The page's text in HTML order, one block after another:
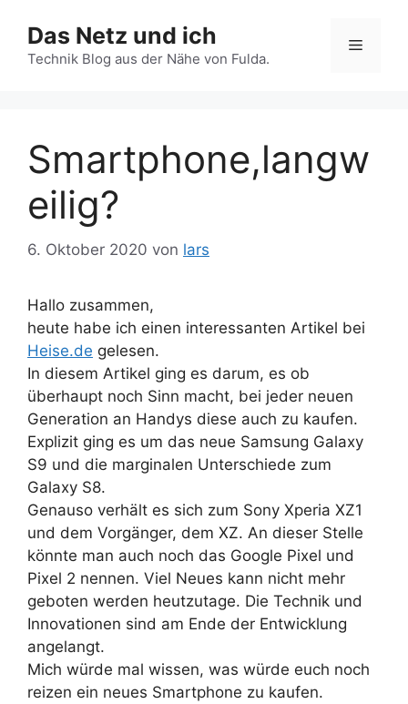
Inhalt
springen
Das Netz und ich
Technik Blog aus der Nähe von Fulda.
Menü
Smartphone,langw
eilig?
6. Oktober 2020 von lars
Hallo zusammen,
heute habe ich einen interessanten Artikel bei
Heise.de gelesen.
In diesem Artikel ging es darum, es ob
überhaupt noch Sinn macht, bei jeder neuen
Generation an Handys diese auch zu kaufen.
Explizit ging es um das neue Samsung Galaxy
S9 und die marginalen Unterschiede zum
Galaxy S8.
Genauso verhält es sich zum Sony Xperia XZ1
und dem Vorgänger, dem XZ. An dieser Stelle
könnte man auch noch das Google Pixel und
Pixel 2 nennen. Viel Neues kann nicht mehr
geboten werden heutzutage. Die Technik und
Innovationen sind am Ende der Entwicklung
angelangt.
Mich würde mal wissen, was würde euch noch
reizen ein neues Smartphone zu kaufen.